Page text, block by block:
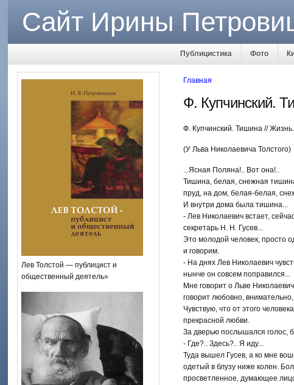
Сайт Ирины
Публицистика Фото
Лев Толстой — публицист и
общественный деятель»
Главная
Ф. Купчинский.
Ф. Купчинский. Тишина //
(У Льва Николаевича Толстого)
...Ясная Поляна!.. Вот она!..
Тишина, белая, снежная
пруд, на дом, белая-белая,
И внутри дома была тишина...
- Лев Николаевич встает,
секретарь Н. Н. Гусев...
Это молодой человек, просто
и говорим.
- На днях Лев Николаевич
нынче он совсем поправился...
Мне говорит о Льве
говорит любовно,
Чувствую, что от этого
прекрасной любви.
За дверью послышался голос,
- Где?.. Здесь?.. Я иду...
Туда вышел Гусев, а ко мне
одетый в блузу ниже колен.
просветленное, думающее